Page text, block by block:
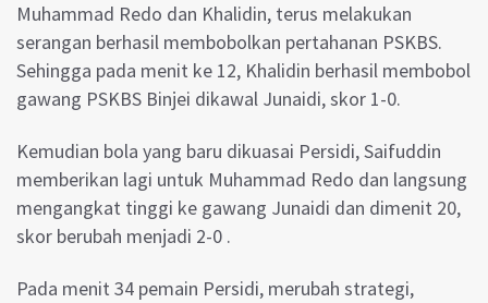
Muhammad Redo dan Khalidin, terus melakukan
serangan berhasil membobolkan pertahanan PSKBS.
Sehingga pada menit ke 12, Khalidin berhasil membobol
gawang PSKBS Binjei dikawal Junaidi, skor 1-0.
Kemudian bola yang baru dikuasai Persidi, Saifuddin
memberikan lagi untuk Muhammad Redo dan langsung
mengangkat tinggi ke gawang Junaidi dan dimenit 20,
skor berubah menjadi 2-0 .
Pada menit 34 pemain Persidi, merubah strategi,